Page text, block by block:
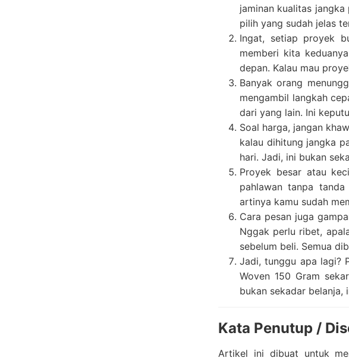
jaminan kualitas
pilih yang sudah jelas
Ingat, setiap proyek
memberi kita
depan. Kalau mau
Banyak orang
mengambil langkah
dari yang lain. Ini
Soal harga, jangan
kalau dihitung jangka
hari. Jadi, ini bukan
Proyek besar atau
pahlawan tanpa
artinya kamu sudah
Cara pesan juga
Nggak perlu ribet,
sebelum beli. Semua
Jadi, tunggu apa lagi?
Woven 150 Gram
bukan sekadar belanja,
Kata Penutup /
Artikel ini dibuat untuk